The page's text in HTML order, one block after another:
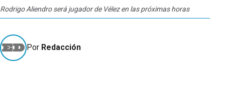
Rodrigo Aliendro será jugador de Vélez en las próximas horas
Por Redacción